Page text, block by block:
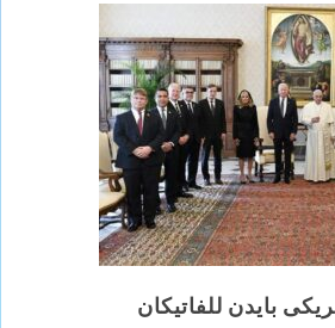
بايدن للفاتيكان